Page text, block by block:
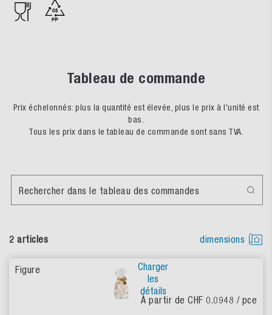
Tableau de commande
Prix échelonnés: plus la quantité est élevée, plus le prix à l'unité est
bas.
Tous les prix dans le tableau de commande sont sans TVA.
2 articles dimensions
Rechercher dans le tableau des commandes
Charger
les
détails
À partir de CHF 0.0948 / pce